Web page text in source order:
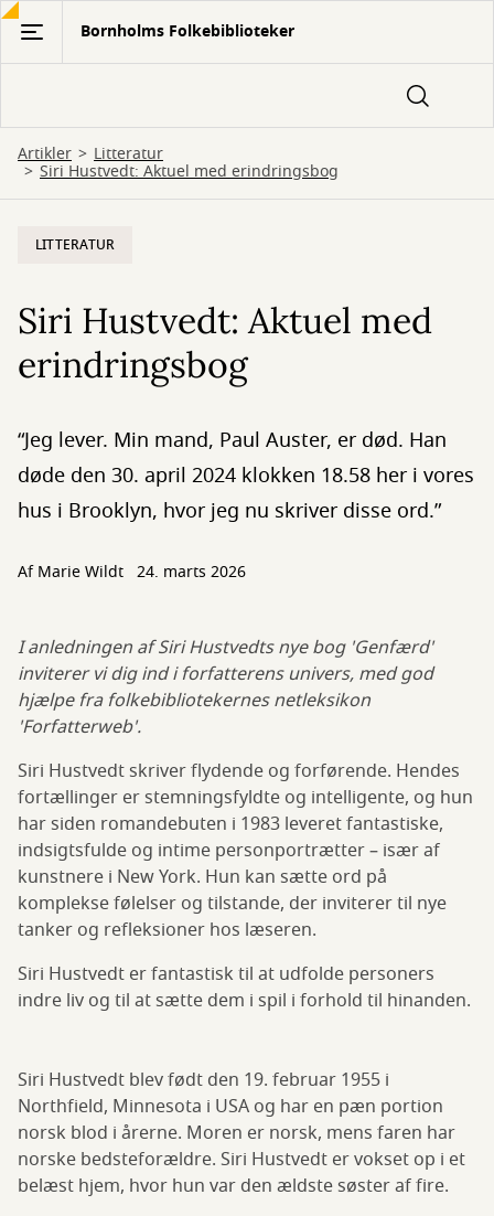
Gå
hovedindhold
Bornholms Folkebiblioteker
Artikler Litteratur
Siri Hustvedt: Aktuel med erindringsbog
LITTERATUR
Siri Hustvedt: Aktuel med
erindringsbog
“Jeg lever. Min mand, Paul Auster, er død. Han
døde den 30. april 2024 klokken 18.58 her i vores
hus i Brooklyn, hvor jeg nu skriver disse ord.”
AfMarie Wildt 24. marts 2026
I anledningen af Siri Hustvedts nye bog 'Genfærd'
inviterer vi dig ind i forfatterens univers, med god
hjælpe fra folkebibliotekernes netleksikon
'Forfatterweb'.
Siri Hustvedt skriver flydende og forførende. Hendes
fortællinger er stemningsfyldte og intelligente, og hun
har siden romandebuten i 1983 leveret fantastiske,
indsigtsfulde og intime personportrætter – især af
kunstnere i New York. Hun kan sætte ord på
komplekse følelser og tilstande, der inviterer til nye
tanker og refleksioner hos læseren.
Siri Hustvedt er fantastisk til at udfolde personers
indre liv og til at sætte dem i spil i forhold til hinanden.
Siri Hustvedt blev født den 19. februar 1955 i
Northfield, Minnesota i USA og har en pæn portion
norsk blod i årerne. Moren er norsk, mens faren har
norske bedsteforældre. Siri Hustvedt er vokset op i et
belæst hjem, hvor hun var den ældste søster af fire.